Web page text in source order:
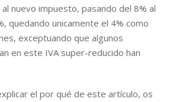
al nuevo impuesto, pasando del 8% al
quedando unicamente el 4% como
exceptuando que algunos
en este IVA super-reducido han
el por qué de este artículo, os